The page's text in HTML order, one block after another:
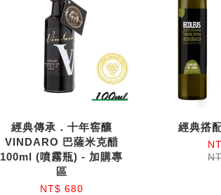
經典傳承．十年窖釀
VINDARO 巴薩米克醋
100ml (噴霧瓶) - 加購專
區
NT$ 680
經典搭